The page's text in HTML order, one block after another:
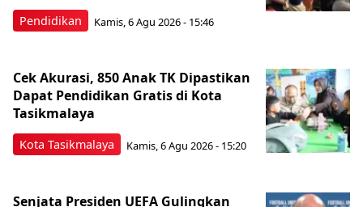
Pendidikan Kamis, 6 Agu 2026 - 15:46
Kota Tasikmalaya
Cek Akurasi, 850 Anak TK Dipastikan
Dapat Pendidikan Gratis di Kota
Tasikmalaya
Kamis, 6 Agu 2026 - 15:20
Senjata Presiden UEFA Gulingkan